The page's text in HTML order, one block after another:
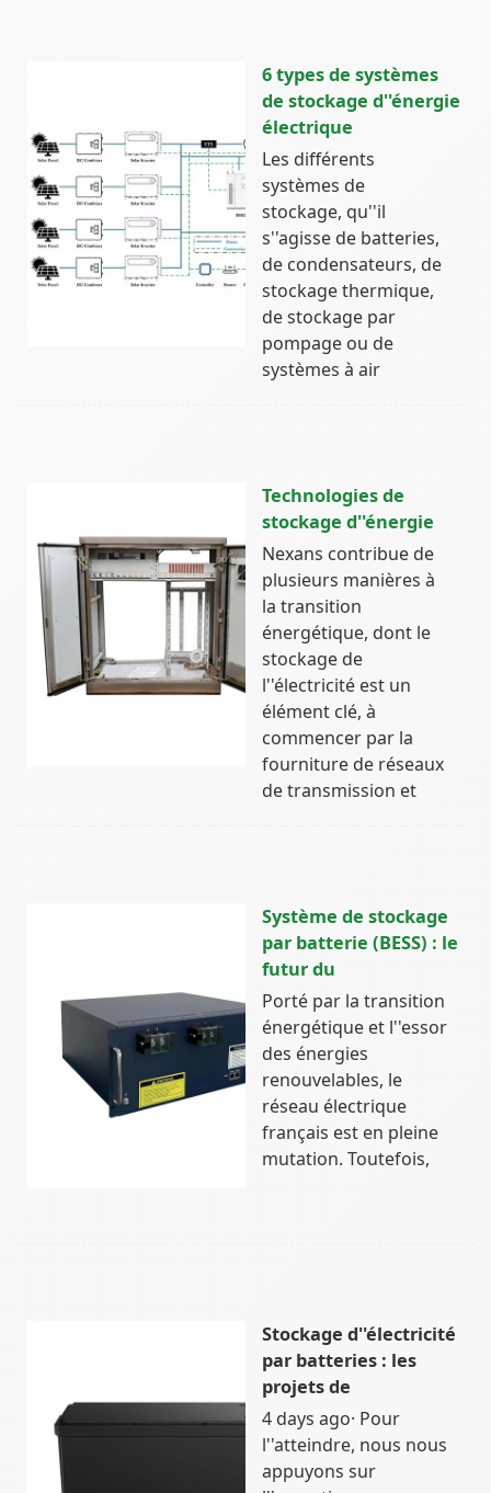
6 types de systèmes
de stockage d''énergie
électrique
Les différents
systèmes de
stockage, qu''il
s''agisse de batteries,
de condensateurs, de
stockage thermique,
de stockage par
pompage ou de
systèmes à air
Technologies de
stockage d''énergie
Nexans contribue de
plusieurs manières à
la transition
énergétique, dont le
stockage de
l''électricité est un
élément clé, à
commencer par la
fourniture de réseaux
de transmission et
Système de stockage
par batterie (BESS) : le
futur du
Porté par la transition
énergétique et l''essor
des énergies
renouvelables, le
réseau électrique
français est en pleine
mutation. Toutefois,
Stockage d''électricité
par batteries : les
projets de
4 days ago· Pour
l''atteindre, nous nous
appuyons sur